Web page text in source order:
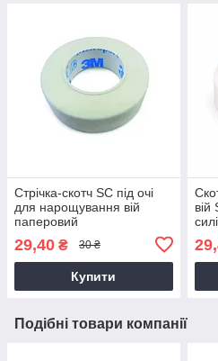
Стрічка-скотч SC під очі
для нарощування вій
паперовий
29,40 ₴ 30 ₴
Купити
вій
Подібні товари компанії